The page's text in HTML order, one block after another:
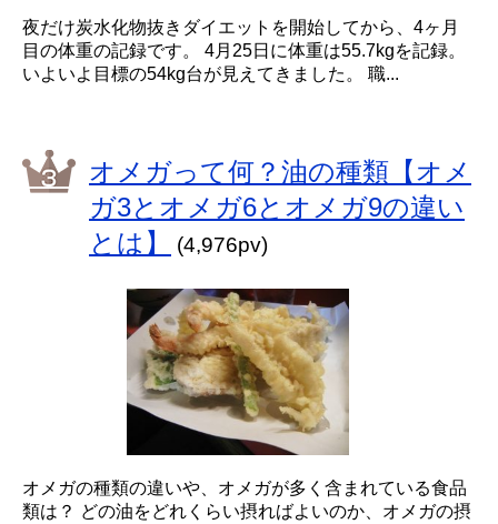
夜だけ炭水化物抜きダイエットを開始してから、4ヶ月
目の体重の記録です。 4月25日に体重は55.7kgを記録。
いよいよ目標の54kg台が見えてきました。 職...
オメガって何？油の種類【オメ
ガ3とオメガ6とオメガ9の違い
とは】
(4,976pv)
オメガの種類の違いや、オメガが多く含まれている食品
類は？ どの油をどれくらい摂ればよいのか、オメガの摂